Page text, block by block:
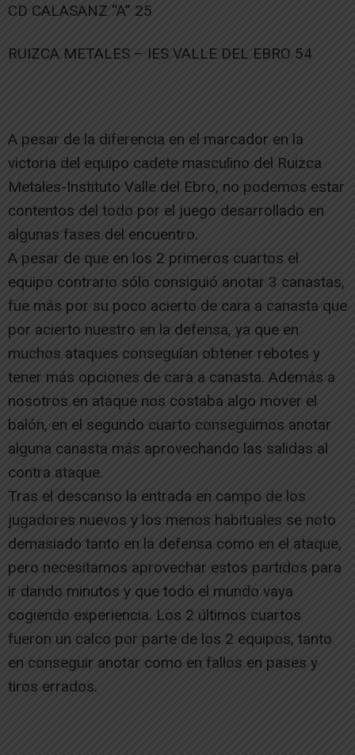
CD CALASANZ “A” 25
RUIZCA METALES – IES VALLE DEL EBRO 54
A pesar de la diferencia en el marcador en la
victoria del equipo cadete masculino del Ruizca
Metales-Instituto Valle del Ebro, no podemos estar
contentos del todo por el juego desarrollado en
algunas fases del encuentro.
A pesar de que en los 2 primeros cuartos el
equipo contrario sólo consiguió anotar 3 canastas,
fue más por su poco acierto de cara a canasta que
por acierto nuestro en la defensa, ya que en
muchos ataques conseguían obtener rebotes y
tener más opciones de cara a canasta. Además a
nosotros en ataque nos costaba algo mover el
balón, en el segundo cuarto conseguimos anotar
alguna canasta más aprovechando las salidas al
contra ataque.
Tras el descanso la entrada en campo de los
jugadores nuevos y los menos habituales se noto
demasiado tanto en la defensa como en el ataque,
pero necesitamos aprovechar estos partidos para
ir dando minutos y que todo el mundo vaya
cogiendo experiencia. Los 2 últimos cuartos
fueron un calco por parte de los 2 equipos, tanto
en conseguir anotar como en fallos en pases y
tiros errados.